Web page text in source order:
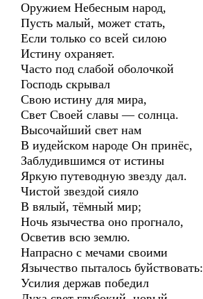
Оружием Небесным народ,
Пусть малый, может стать,
Если только со всей силою
Истину охраняет.
Часто под слабой оболочкой
Господь скрывал
Свою истину для мира,
Свет Своей славы — солнца.
Высочайший свет нам
В иудейском народе Он принёс,
Заблудившимся от истины
Яркую путеводную звезду дал.
Чистой звездой сияло
В вялый, тёмный мир;
Ночь язычества оно прогнало,
Осветив всю землю.
Напрасно с мечами своими
Язычество пыталось буйствовать:
Усилия держав победил